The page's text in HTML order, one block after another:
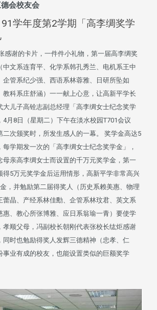
德会校友会
学年度第2学期「高李绸奖学
的卡片，一件件小礼物，第一届高李绸奖
中文系连育平、化学系韩孔秀兰、电机系王中
企管系纪少强、西语系林蓉雅、日研所坠如
教科系庄舒涵）一一献上心意，让高新平学长
大儿子高铨志副总经理「高李绸女士纪念奖学
4月8日（星期二）下午在淡水校园T701会议
二次颁奖时，所发生感人的一幕。 奖学金高达5
学期发一次的「高李绸女士纪念奖学金」，
母亲高李绸女士而设置的千万元奖学金，第一
得5万元奖学金后运用情形，高新平学非常高兴
，并勉励第二届得奖人（历史系赖美惠、物理
蕾晶、产经系林佳勳、企管系林玟君、英文系
惠、教心所张博雅、应日系翁瑜一青）要使学
孝顺父母，冯副校长朝刚代表张校长纮炬感谢
同时也勉励得奖人发辉三德精神（忠孝、仁
事业有成的校友，也能设置类似的巨额奖学